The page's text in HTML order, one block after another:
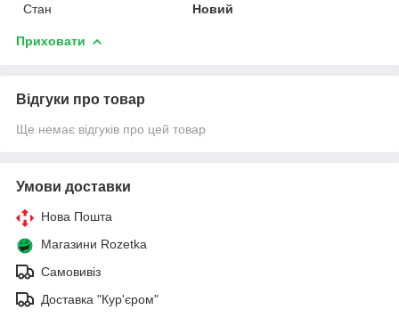
Стан Новий
Приховати
Відгуки про товар
Ще немає відгуків про цей товар
Умови доставки
Нова Пошта
Магазини Rozetka
Самовивіз
Доставка "Кур'єром"